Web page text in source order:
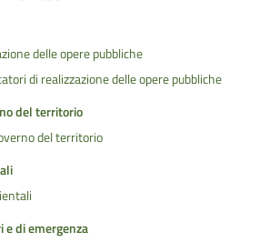
delle opere pubbliche
di realizzazione delle opere pubbliche
del territorio
del territorio
di emergenza